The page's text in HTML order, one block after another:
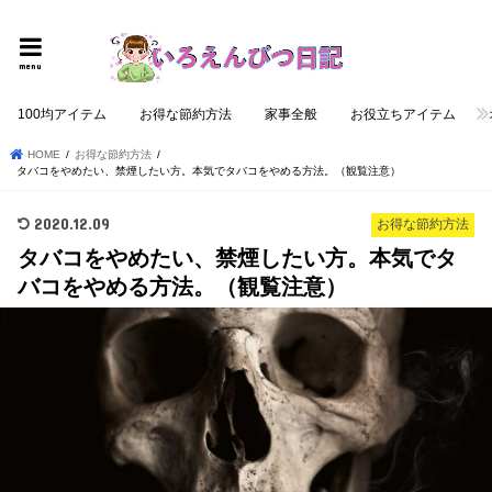
menu
100均アイテム お得な節約方法 家事全般 お役立ちアイテム
HOME
お得な節約方法
タバコをやめたい、禁煙したい方。本気でタバコをやめる方法。（観覧注意）
お得な節約方法
2020.12.09
タバコをやめたい、禁煙したい方。本気でタ
バコをやめる方法。（観覧注意）